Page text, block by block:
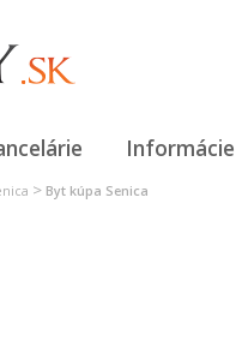
Informácie
> Byt kúpa Senica